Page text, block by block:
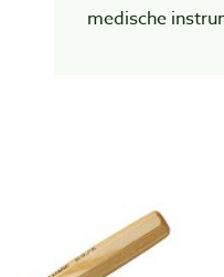
medische